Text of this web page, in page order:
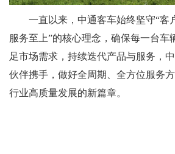
一直以来，中通客车始终坚守“客
服务至上”的核心理念，确保每一台车
足市场需求，持续迭代产品与服务，
伙伴携手，做好全周期、全方位服务
行业高质量发展的新篇章。